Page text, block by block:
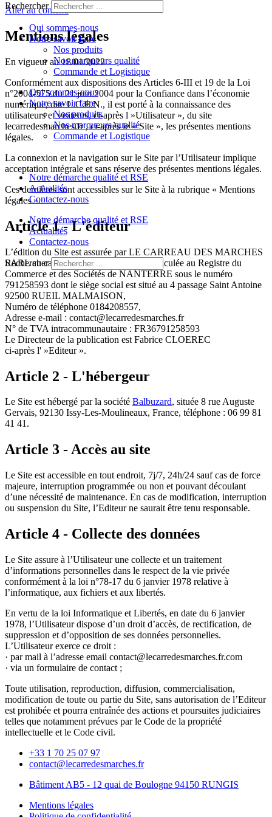
Aller au contenu
Rechercher
Qui sommes-nous
Notre savoir faire
Nos produits
Nos marqueurs qualité
Commande et Logistique
Qui sommes-nous
Notre savoir faire
Nos produits
Nos marqueurs qualité
Commande et Logistique
Notre démarche qualité et RSE
Actualités
Contactez-nous
Notre démarche qualité et RSE
Actualités
Contactez-nous
Rechercher
Mentions légales
En vigueur au 18/01/2022
Conformément aux dispositions des Articles 6-III et 19 de la Loi
n°2004-575 du 21 juin 2004 pour la Confiance dans l’économie
numérique, dite L.C.E.N., il est porté à la connaissance des
utilisateurs et visiteurs, ci-après l »Utilisateur », du site
lecarredesmarches.fr , ci-après le « Site », les présentes mentions
légales.
La connexion et la navigation sur le Site par l’Utilisateur implique
acceptation intégrale et sans réserve des présentes mentions légales.
Ces dernières sont accessibles sur le Site à la rubrique « Mentions
légales ».
Article 1 - L'éditeur
L’édition du Site est assurée par LE CARREAU DES MARCHES
SARL au capital de 24000 euros, immatriculée au Registre du
Commerce et des Sociétés de NANTERRE sous le numéro
791258593 dont le siège social est situé au 4 passage Saint Antoine
92500 RUEIL MALMAISON,
Numéro de téléphone 0184208557,
Adresse e-mail : contact@lecarredesmarches.fr
N° de TVA intracommunautaire : FR36791258593
Le Directeur de la publication est Fabrice CLOEREC
ci-après l' »Editeur ».
Article 2 - L'hébergeur
Le Site est hébergé par la société Balbuzard, située 8 rue Auguste
Gervais, 92130 Issy-Les-Moulineaux, France, téléphone : 06 99 81
41 41.
Article 3 - Accès au site
Le Site est accessible en tout endroit, 7j/7, 24h/24 sauf cas de force
majeure, interruption programmée ou non et pouvant découlant
d’une nécessité de maintenance. En cas de modification, interruption
ou suspension du Site, l’Editeur ne saurait être tenu responsable.
Article 4 - Collecte des données
Le Site assure à l’Utilisateur une collecte et un traitement
d’informations personnelles dans le respect de la vie privée
conformément à la loi n°78-17 du 6 janvier 1978 relative à
l’informatique, aux fichiers et aux libertés.
En vertu de la loi Informatique et Libertés, en date du 6 janvier
1978, l’Utilisateur dispose d’un droit d’accès, de rectification, de
suppression et d’opposition de ses données personnelles.
L’Utilisateur exerce ce droit :
· par mail à l’adresse email contact@lecarredesmarches.fr.com
· via un formulaire de contact ;
Toute utilisation, reproduction, diffusion, commercialisation,
modification de toute ou partie du Site, sans autorisation de l’Editeur
est prohibée et pourra entraînée des actions et poursuites judiciaires
telles que notamment prévues par le Code de la propriété
intellectuelle et le Code civil.
+33 1 70 25 07 97
contact@lecarredesmarches.fr
Bâtiment AB5 - 12 quai de Boulogne 94150 RUNGIS
Mentions légales